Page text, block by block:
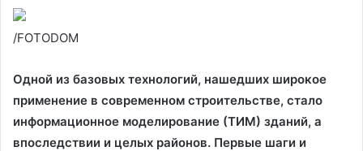
/FOTODOM
Одной из базовых технологий, нашедших широкое
применение в современном строительстве, стало
информационное моделирование (ТИМ) зданий, а
впоследствии и целых районов. Первые шаги и